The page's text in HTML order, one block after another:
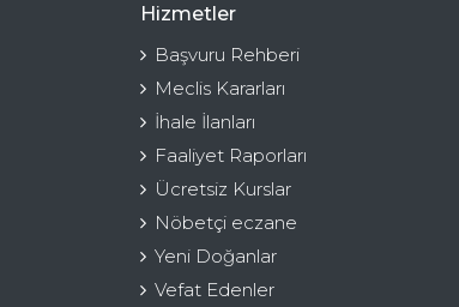
Hizmetler
Başvuru Rehberi
Meclis Kararları
İhale İlanları
Faaliyet Raporları
Ücretsiz Kurslar
Nöbetçi eczane
Yeni Doğanlar
Vefat Edenler